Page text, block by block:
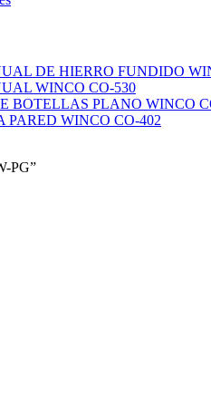
DE HIERRO FUNDIDO
WINCO CO-530
BOTELLAS PLANO WINCO
PARED WINCO CO-402
PG”